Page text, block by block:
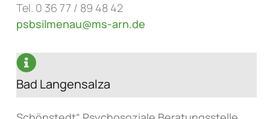
Tel. 0 36 77 / 89 48 42
psbsilmenau@ms-arn.de
Bad Langensalza